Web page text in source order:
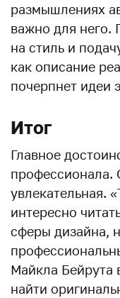
размышлениях
важно для него.
на стиль и
как описание
почерпнет идеи
Итог
Главное
профессионала.
увлекательная.
интересно
сферы дизайна,
Майкла Бейрута
найти